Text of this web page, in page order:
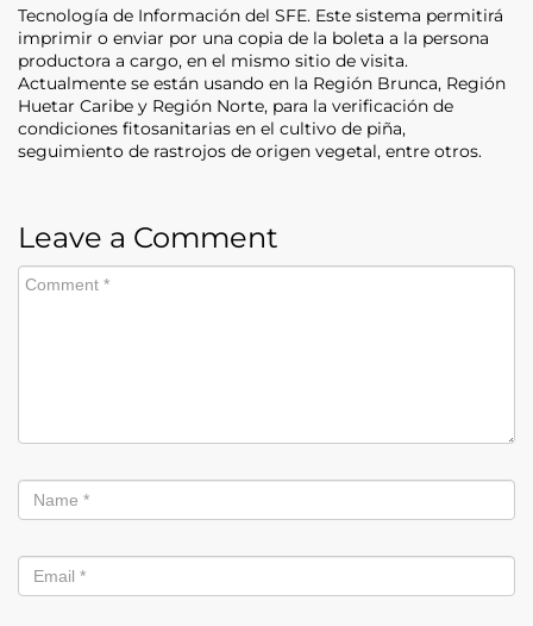
Tecnología de Información del SFE. Este sistema permitirá
imprimir o enviar por una copia de la boleta a la persona
productora a cargo, en el mismo sitio de visita.
Actualmente se están usando en la Región Brunca, Región
Huetar Caribe y Región Norte, para la verificación de
condiciones fitosanitarias en el cultivo de piña,
seguimiento de rastrojos de origen vegetal, entre otros.
Leave a Comment